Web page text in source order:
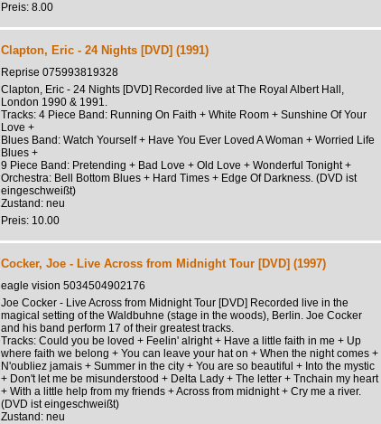
Preis: 8.00
Clapton, Eric - 24 Nights [DVD] (1991)
Reprise 075993819328
Clapton, Eric - 24 Nights [DVD] Recorded live at The Royal Albert Hall,
London 1990 & 1991.
Tracks: 4 Piece Band: Running On Faith + White Room + Sunshine Of Your
Love +
Blues Band: Watch Yourself + Have You Ever Loved A Woman + Worried Life
Blues +
9 Piece Band: Pretending + Bad Love + Old Love + Wonderful Tonight +
Orchestra: Bell Bottom Blues + Hard Times + Edge Of Darkness. (DVD ist
eingeschweißt)
Zustand: neu
Preis: 10.00
Cocker, Joe - Live Across from Midnight Tour [DVD] (1997)
eagle vision 5034504902176
Joe Cocker - Live Across from Midnight Tour [DVD] Recorded live in the
magical setting of the Waldbuhne (stage in the woods), Berlin. Joe Cocker
and his band perform 17 of their greatest tracks.
Tracks: Could you be loved + Feelin' alright + Have a little faith in me + Up
where faith we belong + You can leave your hat on + When the night comes +
N'oubliez jamais + Summer in the city + You are so beautiful + Into the mystic
+ Don't let me be misunderstood + Delta Lady + The letter + Tnchain my heart
+ With a little help from my friends + Across from midnight + Cry me a river.
(DVD ist eingeschweißt)
Zustand: neu